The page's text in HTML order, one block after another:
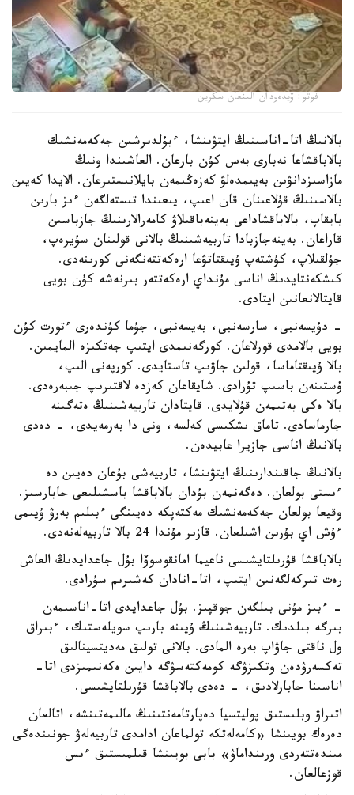
فوتو: ۆيدەودان الىنعان سكرين
بالانىڭ اتا-اناسىنىڭ ايتۋىنشا، ءبۇلدىرشىن جەكەمەنشىك
بالاباقشاعا نەبارى بەس كۇن بارعان. العاشىندا ونىڭ
مازاسىزدانۋىن بەيىمدەلۋ كەزەڭىمەن بايلانىستىرعان. الايدا كەيىن
بالاسىنىڭ قۇلاعىنان قان اعىپ، يىعىندا تىستەلگەن ءىز بارىن
بايقاپ، بالاباقشاداعى بەينەباقىلاۋ كامەرالارىنىڭ جازباسىن
قاراعان. بەينەجازبادا تاربيەشىنىڭ بالانى قولىنان سۇيرەپ،
جۇلقىلاپ، كۇشتەپ ۇيىقتاتۋعا ارەكەتتەنگەنى كورىنەدى.
كىشكەنتايدىڭ اناسى مۇنداي ارەكەتتەر بىرنەشە كۇن بويى
قايتالانعانىن ايتادى.
- دۇيسەنبى، سارسەنبى، بەيسەنبى، جۇما كۇندەرى ءتورت كۇن
بويى بالامدى قورلاعان. كورگەنىمدى ايتىپ جەتكىزە المايمىن.
بالا ۇيىقتاماسا، قولىن جاۋىپ تاستايدى. كورپەنى الىپ،
ۇستىنەن باسىپ تۇرادى. شايقاعان كەزدە لاقتىرىپ جىبەرەدى.
بالا ەكى بەتىمەن قۇلايدى. قايتادان تاربيەشىنىڭ ەتەگىنە
جارماسادى. تاماق ىشكىسى كەلسە، ونى دا بەرمەيدى، - دەدى
بالانىڭ اناسى جازيرا عابيدەن.
بالانىڭ جاقىندارىنىڭ ايتۋىنشا، تاربيەشى بۇعان دەيىن دە
ءىستى بولعان. دەگەنمەن بۇدان بالاباقشا باسشىلىعى حابارسىز.
وقيعا بولعان جەكەمەنشىك مەكتەپكە دەيىنگى ءبىلىم بەرۋ ۇيىمى
ءۇش اي بۇرىن اشىلعان. قازىر مۇندا 24 بالا تاربيەلەنەدى.
بالاباقشا قۇرىلتايشىسى ناعيما امانقوسوۆا بۇل جاعدايدىڭ العاش
رەت تىركەلگەنىن ايتىپ، اتا-انادان كەشىرىم سۇرادى.
- ءبىز مۇنى بىلگەن جوقپىز. بۇل جاعدايدى اتا-اناسىمەن
بىرگە بىلدىك. تاربيەشىنىڭ ۇيىنە بارىپ سويلەستىك، ءبىراق
ول ناقتى جاۋاپ بەرە المادى. بالانى تولىق مەديتسينالىق
تەكسەرۋدەن وتكىزۋگە كومەكتەسۋگە دايىن ەكەنىمىزدى اتا-
اناسىنا حابارلادىق، - دەدى بالاباقشا قۇرىلتايشىسى.
اتىراۋ وبلىستىق پوليتسيا دەپارتامەنتىنىڭ مالىمەتىنشە، اتالعان
دەرەك بويىنشا «كامەلەتكە تولماعان ادامدى تاربيەلەۋ جونىندەگى
مىندەتتەردى ورىنداماۋ» بابى بويىنشا قىلمىستىق ءىس
قوزعالعان.